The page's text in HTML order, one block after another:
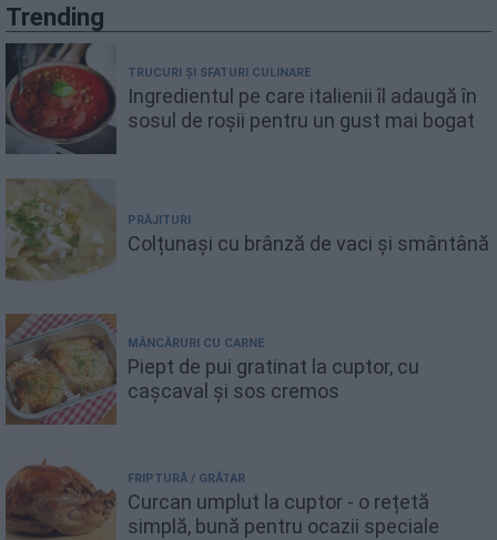
Trending
TRUCURI ȘI SFATURI CULINARE
Ingredientul pe care italienii îl adaugă în
sosul de roșii pentru un gust mai bogat
PRĂJITURI
Colțunași cu brânză de vaci și smântână
MÂNCĂRURI CU CARNE
Piept de pui gratinat la cuptor, cu
cașcaval și sos cremos
FRIPTURĂ / GRĂTAR
Curcan umplut la cuptor - o rețetă
simplă, bună pentru ocazii speciale